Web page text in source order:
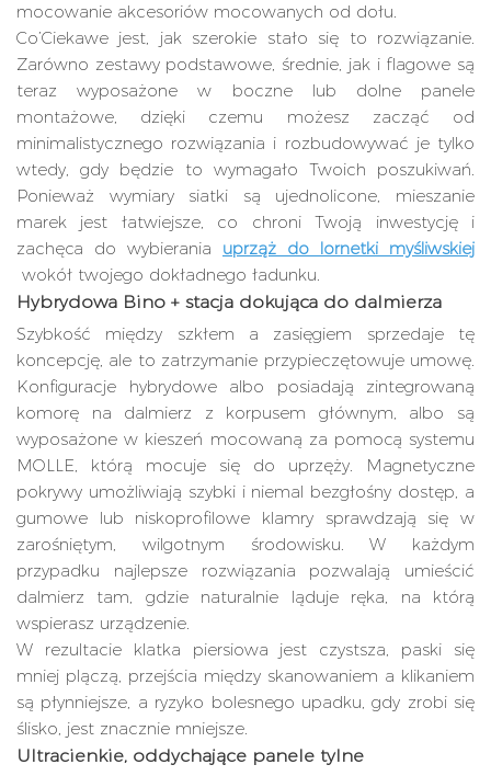
mocowanie akcesoriów mocowanych od dołu.
Co’Ciekawe jest, jak szerokie stało się to rozwiązanie.
Zarówno zestawy podstawowe, średnie, jak i flagowe są
teraz wyposażone w boczne lub dolne panele
montażowe, dzięki czemu możesz zacząć od
minimalistycznego rozwiązania i rozbudowywać je tylko
wtedy, gdy będzie to wymagało Twoich poszukiwań.
Ponieważ wymiary siatki są ujednolicone, mieszanie
marek jest łatwiejsze, co chroni Twoją inwestycję i
zachęca do wybierania uprząż do lornetki myśliwskiej
wokół twojego dokładnego ładunku.
Hybrydowa Bino + stacja dokująca do dalmierza
Szybkość między szkłem a zasięgiem sprzedaje tę
koncepcję, ale to zatrzymanie przypieczętowuje umowę.
Konfiguracje hybrydowe albo posiadają zintegrowaną
komorę na dalmierz z korpusem głównym, albo są
wyposażone w kieszeń mocowaną za pomocą systemu
MOLLE, którą mocuje się do uprzęży. Magnetyczne
pokrywy umożliwiają szybki i niemal bezgłośny dostęp, a
gumowe lub niskoprofilowe klamry sprawdzają się w
zarośniętym, wilgotnym środowisku. W każdym
przypadku najlepsze rozwiązania pozwalają umieścić
dalmierz tam, gdzie naturalnie ląduje ręka, na którą
wspierasz urządzenie.
W rezultacie klatka piersiowa jest czystsza, paski się
mniej plączą, przejścia między skanowaniem a klikaniem
są płynniejsze, a ryzyko bolesnego upadku, gdy zrobi się
ślisko, jest znacznie mniejsze.
Ultracienkie, oddychające panele tylne